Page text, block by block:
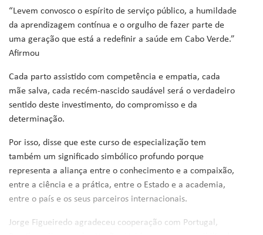
“Levem convosco o espírito de serviço público, a humildade
da aprendizagem contínua e o orgulho de fazer parte de
uma geração que está a redefinir a saúde em Cabo Verde.”
Afirmou
Cada parto assistido com competência e empatia, cada
mãe salva, cada recém-nascido saudável será o verdadeiro
sentido deste investimento, do compromisso e da
determinação.
Por isso, disse que este curso de especialização tem
também um significado simbólico profundo porque
representa a aliança entre o conhecimento e a compaixão,
entre a ciência e a prática, entre o Estado e a academia,
entre o país e os seus parceiros internacionais.
Jorge Figueiredo agradeceu cooperação com Portugal,